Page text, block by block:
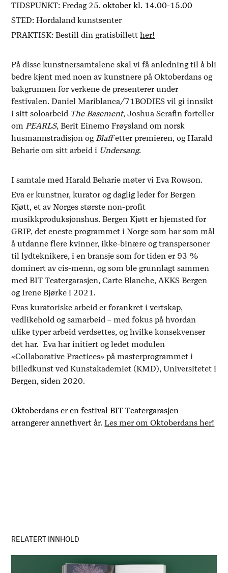
TIDSPUNKT: Fredag 25. oktober kl. 14.00-15.00
STED: Hordaland kunstsenter
PRAKTISK: Bestill din gratisbilletther!
På disse kunstnersamtalene skal vi få anledning til å bli
bedre kjent med noen av kunstnere på Oktoberdans og
bakgrunnen for verkene de presenterer under
festivalen. Daniel Mariblanca/71BODIES vil gi innsikt
i sitt soloarbeid The Basement, Joshua Serafin forteller
omPEARLS, Berit Einemo Frøysland om norsk
husmannstradisjon ogBlaffetter premieren, og Harald
Beharie om sitt arbeid i Undersang.
I samtale med Harald Beharie møter vi Eva Rowson.
Eva er kunstner, kurator og daglig leder for Bergen
Kjøtt, et av Norges største non-profit
musikkproduksjonshus. Bergen Kjøtt er hjemsted for
GRIP, det eneste programmet i Norge som har som mål
å utdanne flere kvinner, ikke-binære og transpersoner
til lydteknikere, i en bransje som for tiden er 93 %
dominert av cis-menn, og som ble grunnlagt sammen
med BIT Teatergarasjen, Carte Blanche, AKKS Bergen
og Irene Bjørke i 2021.
Evas kuratoriske arbeid er forankret i vertskap,
vedlikehold og samarbeid – med fokus på hvordan
ulike typer arbeid verdsettes, og hvilke konsekvenser
det har. Eva har initiert og ledet modulen
«Collaborative Practices» på masterprogrammet i
billedkunst ved Kunstakademiet (KMD), Universitetet i
Bergen, siden 2020.
Oktoberdans er en festival BIT Teatergarasjen
arrangerer annethvert år.Les mer om Oktoberdans her!
RELATERT INNHOLD